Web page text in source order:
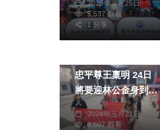
2025年二月25日
5,537 觀看
1 分享
兩岸
福建林公信俗文化專區
忠平尊王稟明 24日
將要迎林公金身到台
灣奉祀
編輯部
2024年三月21日
8,607 觀看